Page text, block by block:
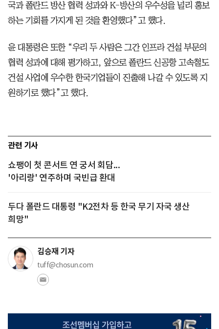
국과 폴란드 방산 협력 성과와 K-방산의 우수성을 널리 홍보
하는 기회를 가지게 된 것을 환영했다”고 했다.
윤 대통령은 또한 “우리 두 사람은 그간 인프라 건설 부문의
협력 성과에 대해 평가하고, 앞으로 폴란드 신공항 고속철도
건설 사업에 우수한 한국기업들이 진출해 나갈 수 있도록 지
원하기로 했다”고 했다.
관련 기사
쇼팽이 첫 콘서트 연 궁서 회담...
'아리랑' 연주하며 국빈급 환대
두다 폴란드 대통령 "K2전차 등 한국 무기 자국 생산
희망"
김승재 기자
tuff@chosun.com